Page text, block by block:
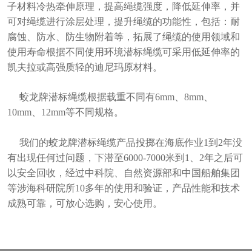
子材料冷热牵伸原理，提高绳缆强度，降低延伸率，并
可对绳缆进行涂层处理，提升绳缆的功能性，包括：耐
腐蚀、防水、防生物附着等，拓展了绳缆的使用领域和
使用寿命根据不同使用环境潜标绳缆可采用低延伸率的
凯夫拉或高强质轻的迪尼玛原材料。
蛟龙牌潜标绳缆根据载重不同有6mm、8mm、
10mm、12mm等不同规格。
我们的蛟龙牌潜标绳缆产品投掷在海底作业1到2年没
有出现任何过问题，下潜至6000-7000米到1、2年之后可
以安全回收，经过中科院、自然资源部和中国船舶集团
等涉海科研院所10多年的使用和验证，产品性能和技术
成熟可靠，可放心选购，安心使用。